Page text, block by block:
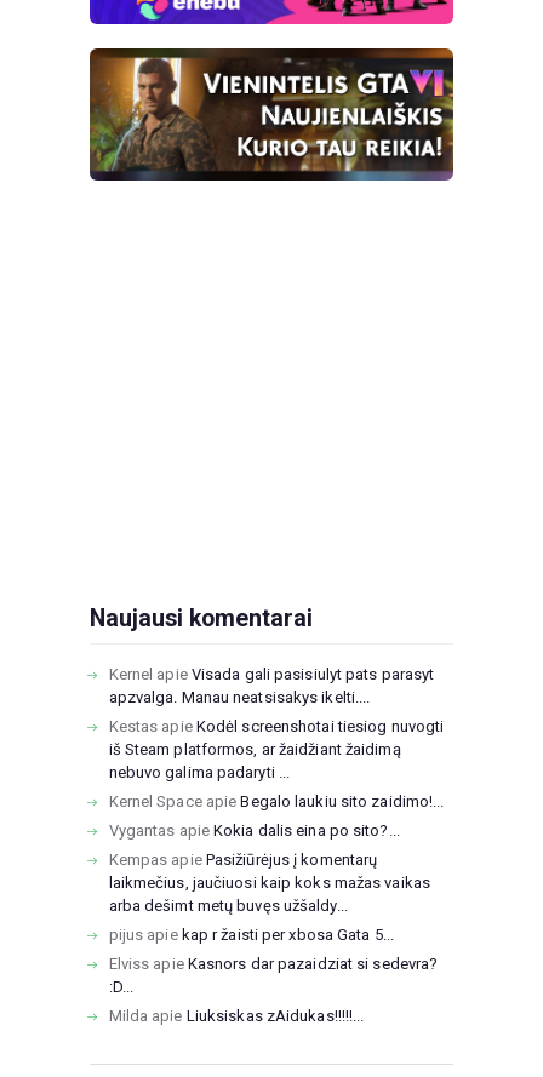
Naujausi komentarai
Kernel apie Visada gali pasisiulyt pats parasyt
apzvalga. Manau neatsisakys ikelti....
Kestas apie Kodėl screenshotai tiesiog nuvogti
iš Steam platformos, ar žaidžiant žaidimą
nebuvo galima padaryti ...
Kernel SpaceapieBegalo laukiu sito zaidimo!...
Vygantas apieKokia dalis eina po sito?...
Kempas apie Pasižiūrėjus į komentarų
laikmečius, jaučiuosi kaip koks mažas vaikas
arba dešimt metų buvęs užšaldy...
pijus apie kap r žaisti per xbosa Gata 5...
Elviss apie Kasnors dar pazaidziat si sedevra?
:D...
Milda apie Liuksiskas zAidukas!!!!!...